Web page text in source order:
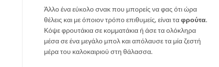
Άλλο ένα εύκολο σνακ που μπορείς να φας ότι ώρα
θέλεις και με όποιον τρόπο επιθυμείς, είναι ταφρούτα.
Κόψε φρουτάκια σε κομματάκια ή άσε τα ολόκληρα
μέσα σε ένα μεγάλο μπολ και απόλαυσε τα μία ζεστή
μέρα του καλοκαιριού στη θάλασσα.